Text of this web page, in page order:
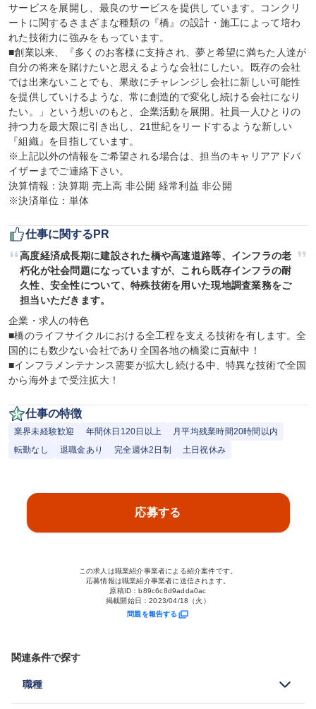
サービスを展開し、最良のサービスを提供しています。コンクリ
ートに関するさまざまな種類の『橋』の設計・施工によって培わ
れた技術力に強みをもっています。
■創業以来、『多くのお客様に支持され、夢と希望に満ちた人達が
自分の将来を賭けたいと思えるような会社にしたい。既存の会社
では出来ないことでも、果敢にチャレンジし会社に新しい可能性
を提供していけるような、常に創造的で変化し続ける会社になり
たい。」という想いのもと、企業活動を展開。社員一人ひとりの
持つ力を最大限に引き出し、21世紀をリードするような新しい
『組織』を目指しています。
※上記以外の情報をご希望される場合は、担当のキャリアアドバ
イザーまでご連絡下さい。
決算情報：決算期 売上高 非公開 経常利益 非公開
※決済単位：単体
仕事に関するPR
高度経済成長期に建設された橋や高速道路等、インフラの老
朽化が社会問題になっていますが、これら既存インフラの耐
久性、安全性について、特殊技術を用いた現地調査業務をご
担当いただきます。
企業・求人の特色
■橋のライフサイクルにおける全工程を支える技術を有します。全
国的にも数少ない会社であり全国各地の橋梁に貢献中！
■インフラメンテナンス需要が拡大し続ける中、特異な技術で全国
から海外まで受注拡大！
仕事の特徴
業界未経験歓迎 年間休日120日以上
月平均残業時間20時間以内
転勤なし
退職金あり 完全週休2日制 土日祝休み
応募する
この求人は職業紹介事業者による紹介案件です。
応募情報は職業紹介事業者に送信されます。
原稿ID：b89c6c8d9adda0ac
掲載開始日：2023/04/18（火）
問題を報告する
関連条件で探す
職種